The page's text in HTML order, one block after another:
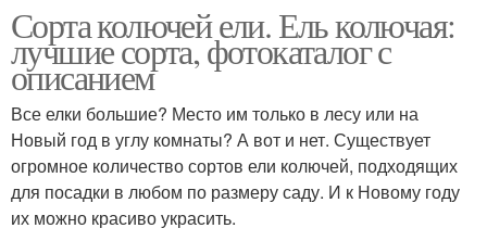
Сорта колючей ели. Ель колючая:
лучшие сорта, фотокаталог с
описанием
Все елки большие? Место им только в лесу или на
Новый год в углу комнаты? А вот и нет. Существует
огромное количество сортов ели колючей, подходящих
для посадки в любом по размеру саду. И к Новому году
их можно красиво украсить.